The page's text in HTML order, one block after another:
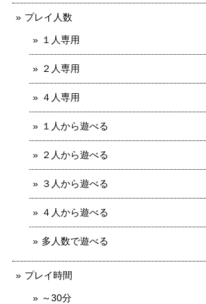
プレイ人数
１人専用
２人専用
４人専用
１人から遊べる
２人から遊べる
３人から遊べる
４人から遊べる
多人数で遊べる
プレイ時間
～30分